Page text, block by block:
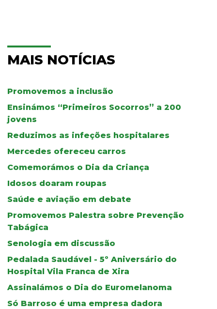
MAIS NOTÍCIAS
Promovemos a inclusão
Ensinámos “Primeiros Socorros” a 200
jovens
Reduzimos as infeções hospitalares
Mercedes ofereceu carros
Comemorámos o Dia da Criança
Idosos doaram roupas
Saúde e aviação em debate
Promovemos Palestra sobre Prevenção
Tabágica
Senologia em discussão
Pedalada Saudável - 5º Aniversário do
Hospital Vila Franca de Xira
Assinalámos o Dia do Euromelanoma
Só Barroso é uma empresa dadora